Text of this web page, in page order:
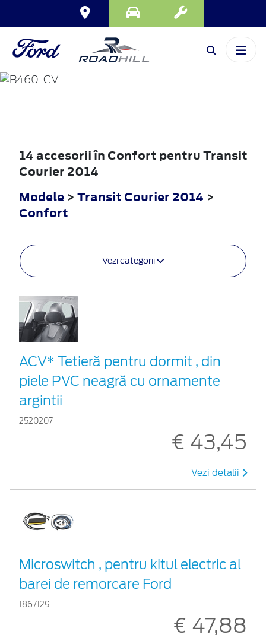
TRANSIT
COURIER
14 accesorii în Confort pentru Transit
Courier 2014
Modele > Transit Courier 2014 >
Confort
Vezi categorii
ACV* Tetieră pentru dormit , din
piele PVC neagră cu ornamente
argintii
2520207
€ 43,45
Vezi detalii
Microswitch , pentru kitul electric al
barei de remorcare Ford
1867129
€ 47,88